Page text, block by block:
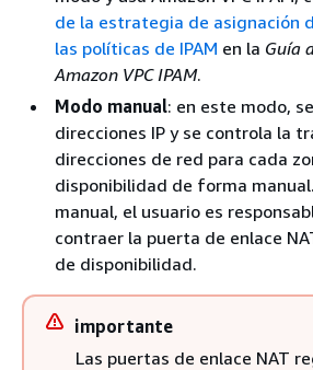
de la estrategia de asignación
las políticas de IPAM en la Guía
Amazon VPC IPAM.
Modo manual: en este modo,
direcciones IP y se controla la
direcciones de red para cada
disponibilidad de forma
manual, el usuario es
contraer la puerta de enlace
de disponibilidad.
importante
Las puertas de enlace NAT